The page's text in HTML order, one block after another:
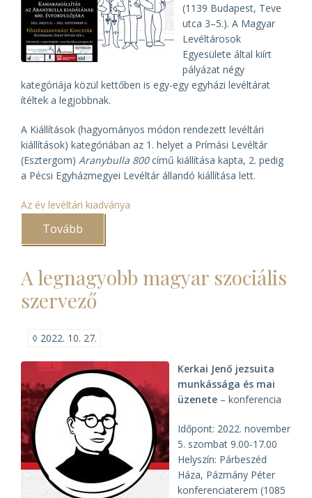
(1139 Budapest, Teve
utca 3–5.). A Magyar
Levéltárosok
Egyesülete által kiírt
pályázat négy
kategóriája közül kettőben is egy-egy egyházi levéltárat
ítéltek a legjobbnak.
A Kiállítások (hagyományos módon rendezett levéltári
kiállítások) kategóriában az 1. helyet a Prímási Levéltár
(Esztergom) Aranybulla 800című kiállítása kapta, 2. pedig
a Pécsi Egyházmegyei Levéltár állandó kiállítása lett.
Az év levéltári kiadványa
Tovább
„Az
levéltári
kiadványa”
2022.
évi
A legnagyobb magyar szociális
szervező
◊ 2022. 10. 27.
Kerkai Jenő jezsuita
munkássága és mai
üzenete – konferencia
Időpont: 2022. november
5. szombat 9.00-17.00
Helyszín: Párbeszéd
Háza, Pázmány Péter
konferenciaterem (1085